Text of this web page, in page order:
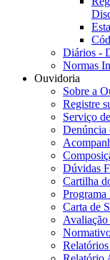
Diários -
Normas
Ouvidoria
Sobre a
Registre
Serviço
Denúncia
Dúvidas
Cartilha
Carta de
Avaliação